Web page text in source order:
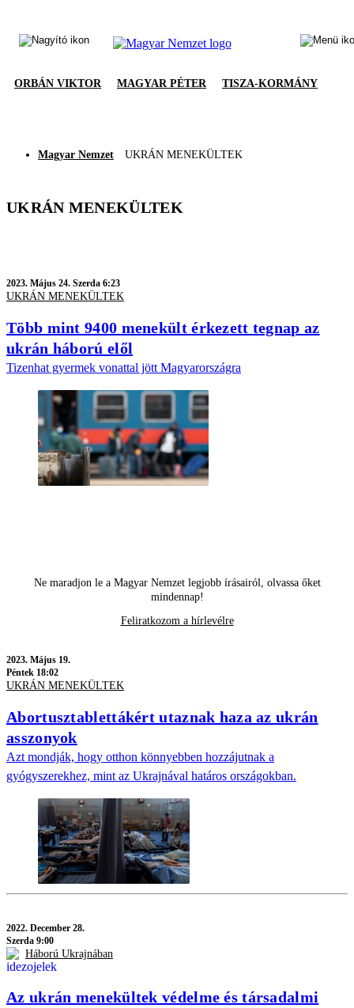
ORBÁN VIKTOR MAGYAR PÉTER TISZA-KORMÁNY
Magyar Nemzet UKRÁN MENEKÜLTEK
UKRÁN MENEKÜLTEK
2023. Május 24. Szerda 6:23
UKRÁN MENEKÜLTEK
Több mint 9400 menekült érkezett tegnap az
ukrán háború elől
Tizenhat gyermek vonattal jött Magyarországra
Ne maradjon le a Magyar Nemzet legjobb írásairól, olvassa őket
mindennap!
Feliratkozom a hírlevélre
2023. Május 19.
Péntek 18:02
UKRÁN MENEKÜLTEK
Abortusztablettákért utaznak haza az ukrán
asszonyok
Azt mondják, hogy otthon könnyebben hozzájutnak a
gyógyszerekhez, mint az Ukrajnával határos országokban.
2022. December 28.
Szerda 9:00
Háború Ukrajnában
Az ukrán menekültek védelme és társadalmi